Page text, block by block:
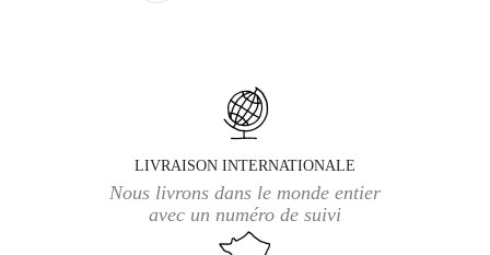
LIVRAISON INTERNATIONALE
Nous livrons dans le monde entier
avec un numéro de suivi